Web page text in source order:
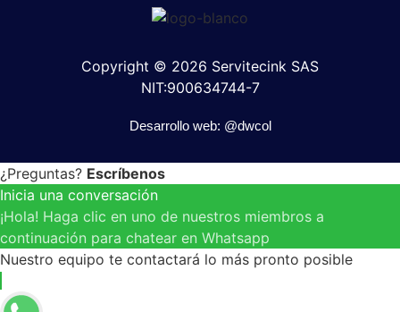
Copyright © 2026 Servitecink SAS
NIT:900634744-7
Desarrollo web: @dwcol
¿Preguntas? Escríbenos
Inicia una conversación
¡Hola! Haga clic en uno de nuestros miembros a
continuación para chatear en Whatsapp
Nuestro equipo te contactará lo más pronto posible